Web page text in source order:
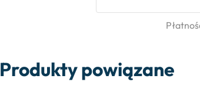
Produkty powiązane